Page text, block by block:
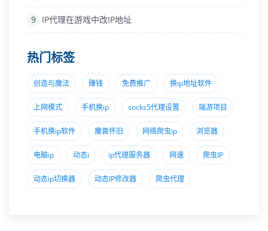
9 IP代理在游戏中改IP地址
热门标签
创造与魔法 赚钱 免费推广 换ip地址软件
上网模式 手机换ip socks5代理设置 端游项目
手机换ip软件 魔兽怀旧 网络爬虫ip 浏览器
电脑ip 动态i ip代理服务器 网速 爬虫IP
动态ip切换器 动态IP修改器 爬虫代理